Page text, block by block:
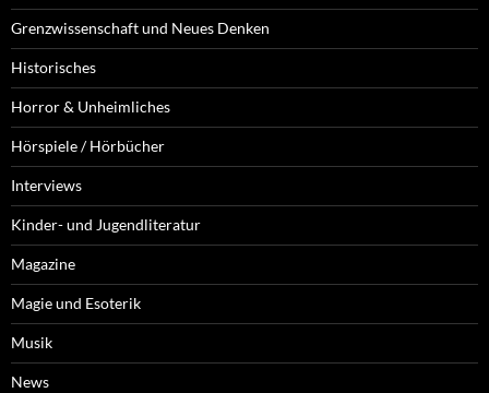
Grenzwissenschaft und Neues Denken
Historisches
Horror & Unheimliches
Hörspiele / Hörbücher
Interviews
Kinder- und Jugendliteratur
Magazine
Magie und Esoterik
Musik
News